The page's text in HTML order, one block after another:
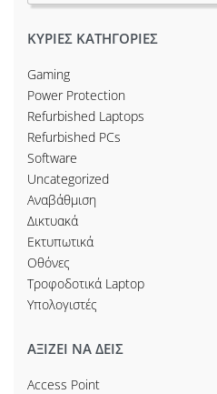
ΚΥΡΙΕΣ ΚΑΤΗΓΟΡΙΕΣ
Gaming
Power Protection
Refurbished Laptops
Refurbished PCs
Software
Uncategorized
Αναβάθμιση
Δικτυακά
Εκτυπωτικά
Οθόνες
Τροφοδοτικά Laptop
Υπολογιστές
ΑΞΙΖΕΙ ΝΑ ΔΕΙΣ
Access Point